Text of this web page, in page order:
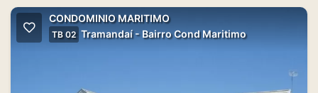
CONDOMINIO MARITIMO
TB 02 Tramandaí - Bairro Cond Maritimo